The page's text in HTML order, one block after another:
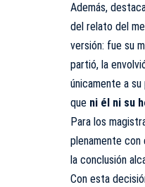
Además,
del relato del
versión: fue su
partió, la
únicamente a
que ni él ni su
Para los
plenamente
la conclusión
Con esta